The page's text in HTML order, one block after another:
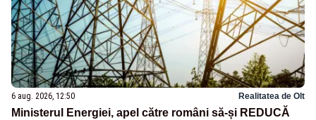
6 aug. 2026, 12:50 Realitatea de Olt
Ministerul Energiei, apel către români să-și REDUCĂ